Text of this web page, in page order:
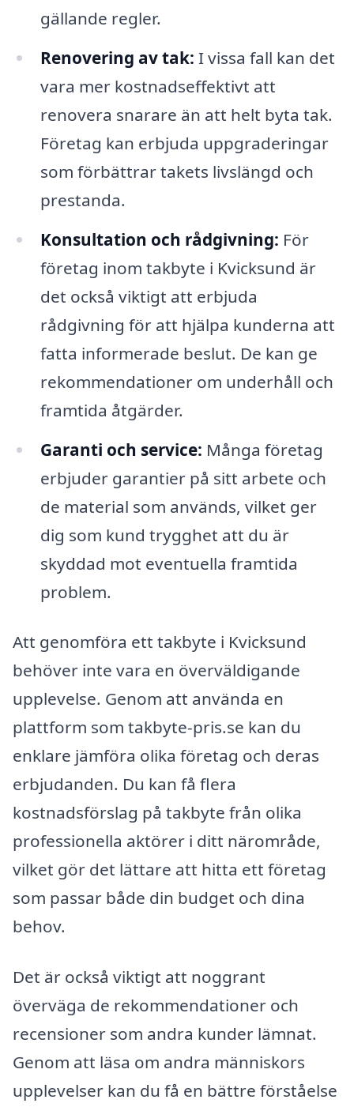
gällande regler.
Renovering av tak: I vissa fall kan det
vara mer kostnadseffektivt att
renovera snarare än att helt byta tak.
Företag kan erbjuda uppgraderingar
som förbättrar takets livslängd och
prestanda.
Konsultation och rådgivning: För
företag inom takbyte i Kvicksund är
det också viktigt att erbjuda
rådgivning för att hjälpa kunderna att
fatta informerade beslut. De kan ge
rekommendationer om underhåll och
framtida åtgärder.
Garanti och service: Många företag
erbjuder garantier på sitt arbete och
de material som används, vilket ger
dig som kund trygghet att du är
skyddad mot eventuella framtida
problem.
Att genomföra ett takbyte i Kvicksund
behöver inte vara en överväldigande
upplevelse. Genom att använda en
plattform som takbyte-pris.se kan du
enklare jämföra olika företag och deras
erbjudanden. Du kan få flera
kostnadsförslag på takbyte från olika
professionella aktörer i ditt närområde,
vilket gör det lättare att hitta ett företag
som passar både din budget och dina
behov.
Det är också viktigt att noggrant
överväga de rekommendationer och
recensioner som andra kunder lämnat.
Genom att läsa om andra människors
upplevelser kan du få en bättre förståelse